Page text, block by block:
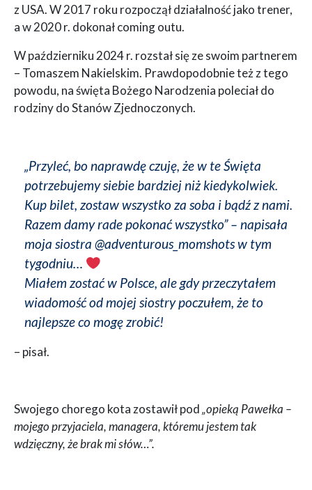
z USA. W 2017 roku rozpoczął działalność jako trener,
a w 2020 r. dokonał coming outu.
W październiku 2024 r. rozstał się ze swoim partnerem
– Tomaszem Nakielskim. Prawdopodobnie też z tego
powodu, na święta Bożego Narodzenia poleciał do
rodziny do Stanów Zjednoczonych.
„Przyleć, bo naprawdę czuję, że w te Święta
potrzebujemy siebie bardziej niż kiedykolwiek.
Kup bilet, zostaw wszystko za soba i bądź z nami.
Razem damy rade pokonać wszystko” – napisała
moja siostra @adventurous_momshots w tym
tygodniu…
Miałem zostać w Polsce, ale gdy przeczytałem
wiadomość od mojej siostry poczułem, że to
najlepsze co mogę zrobić!
– pisał.
Swojego chorego kota zostawił pod„opieką Pawełka –
mojego przyjaciela, managera, któremu jestem tak
wdzięczny, że brak mi słów…”.